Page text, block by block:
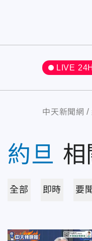
LIVE
中天新聞網
約旦 相
全部 即時 要